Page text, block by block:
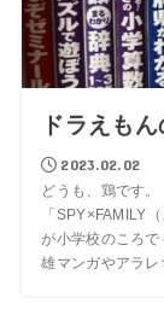
ドラえも
2023.02.02
どうも、鶏です
「SPY×FAMILY
が小学校のころで
雄マンガやアラレ